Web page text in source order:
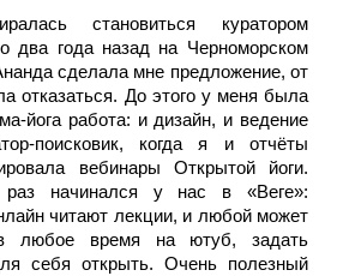
становиться куратором
два года назад на Черноморском
сделала мне предложение, от
отказаться. До этого у меня была
йога работа: и дизайн, и ведение
поисковик, когда я и отчёты
вебинары Открытой йоги.
раз начинался у нас в «Веге»:
читают лекции, и любой может
любое время на ютуб, задать
себя открыть. Очень полезный